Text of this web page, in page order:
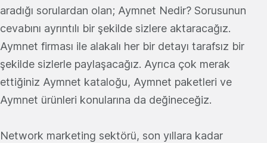
aradığı sorulardan olan; Aymnet Nedir? Sorusunun
cevabını ayrıntılı bir şekilde sizlere aktaracağız.
Aymnet firması ile alakalı her bir detayı tarafsız bir
şekilde sizlerle paylaşacağız. Ayrıca çok merak
ettiğiniz Aymnet kataloğu, Aymnet paketleri ve
Aymnet ürünleri konularına da değineceğiz.
Network marketing sektörü, son yıllara kadar